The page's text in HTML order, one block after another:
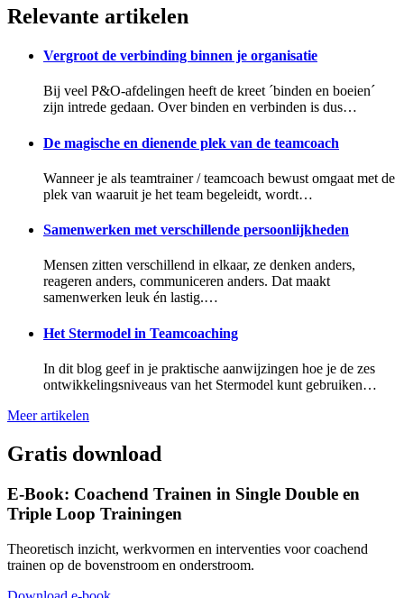
Relevante artikelen
Vergroot de verbinding binnen je organisatie
Bij veel P&O-afdelingen heeft de kreet ´binden en boeien´
zijn intrede gedaan. Over binden en verbinden is dus…
De magische en dienende plek van de teamcoach
Wanneer je als teamtrainer / teamcoach bewust omgaat met de
plek van waaruit je het team begeleidt, wordt…
Samenwerken met verschillende persoonlijkheden
Mensen zitten verschillend in elkaar, ze denken anders,
reageren anders, communiceren anders. Dat maakt
samenwerken leuk én lastig.…
Het Stermodel in Teamcoaching
In dit blog geef in je praktische aanwijzingen hoe je de zes
ontwikkelingsniveaus van het Stermodel kunt gebruiken…
Meer artikelen
Gratis download
E-Book: Coachend Trainen in Single Double en
Triple Loop Trainingen
Theoretisch inzicht, werkvormen en interventies voor coachend
trainen op de bovenstroom en onderstroom.